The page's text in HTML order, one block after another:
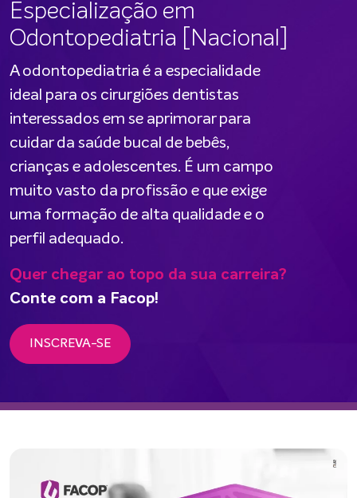
Especialização em
Odontopediatria [Nacional]
A odontopediatria é a especialidade
ideal para os cirurgiões dentistas
interessados em se aprimorar para
cuidar da saúde bucal de bebês,
crianças e adolescentes. É um campo
muito vasto da profissão e que exige
uma formação de alta qualidade e o
perfil adequado.
Quer chegar ao topo da sua carreira?
Conte com a Facop!
INSCREVA-SE